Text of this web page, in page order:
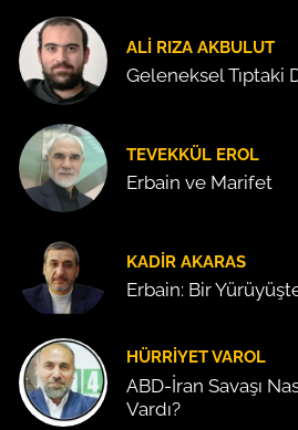
ALI RIZA AKBULUT
Geleneksel Tıptaki
TEVEKKÜL EROL
Erbain ve Marifet
KADIR AKARAS
Erbain: Bir
HÜRRIYET VAROL
ABD-İran Savaşı
Vardı?